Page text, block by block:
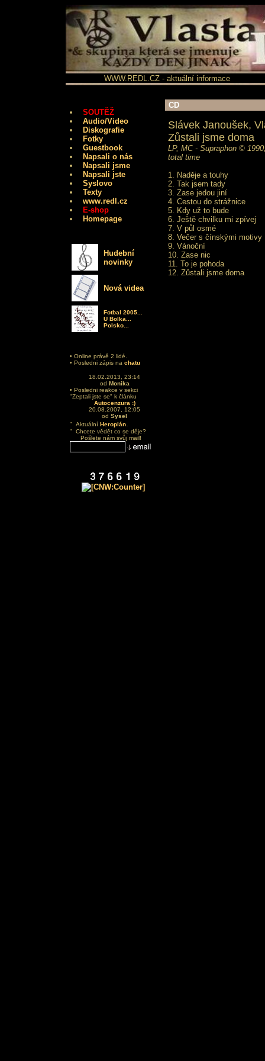
WWW.REDL.CZ - aktuální informace
SOUTĚŽ
Audio/Video
Diskografie
Fotky
Guestbook
Napsali o nás
Napsali jsme
Napsali jste
Syslovo
Texty
www.redl.cz
E-shop
Homepage
Hudební
novinky
Nová videa
Fotbal 2005...
U Bolka...
Polsko...
• Online právě 2 lidé.
• Posledni zápis na chatu
18.02.2013, 23:14
od Monika
• Posledni reakce v sekci
"Zeptali jste se" k článku
Autocenzura :)
20.08.2007, 12:05
od Sysel
" Aktuální Heroplán.
" Chcete vědět co se děje?
Pošlete nám svůj mail!
CD
Slávek Janoušek,
Zůstali jsme doma
LP, MC - Supraphon ©
total time
1. Naděje a touhy
2. Tak jsem tady
3. Zase jedou jiní
4. Cestou do strážnice
5. Kdy už to bude
6. Ještě chvilku mi zpívej
7. V půl osmé
8. Večer s čínskými motivy
9. Vánoční
10. Zase nic
11. To je pohoda
12. Zůstali jsme doma